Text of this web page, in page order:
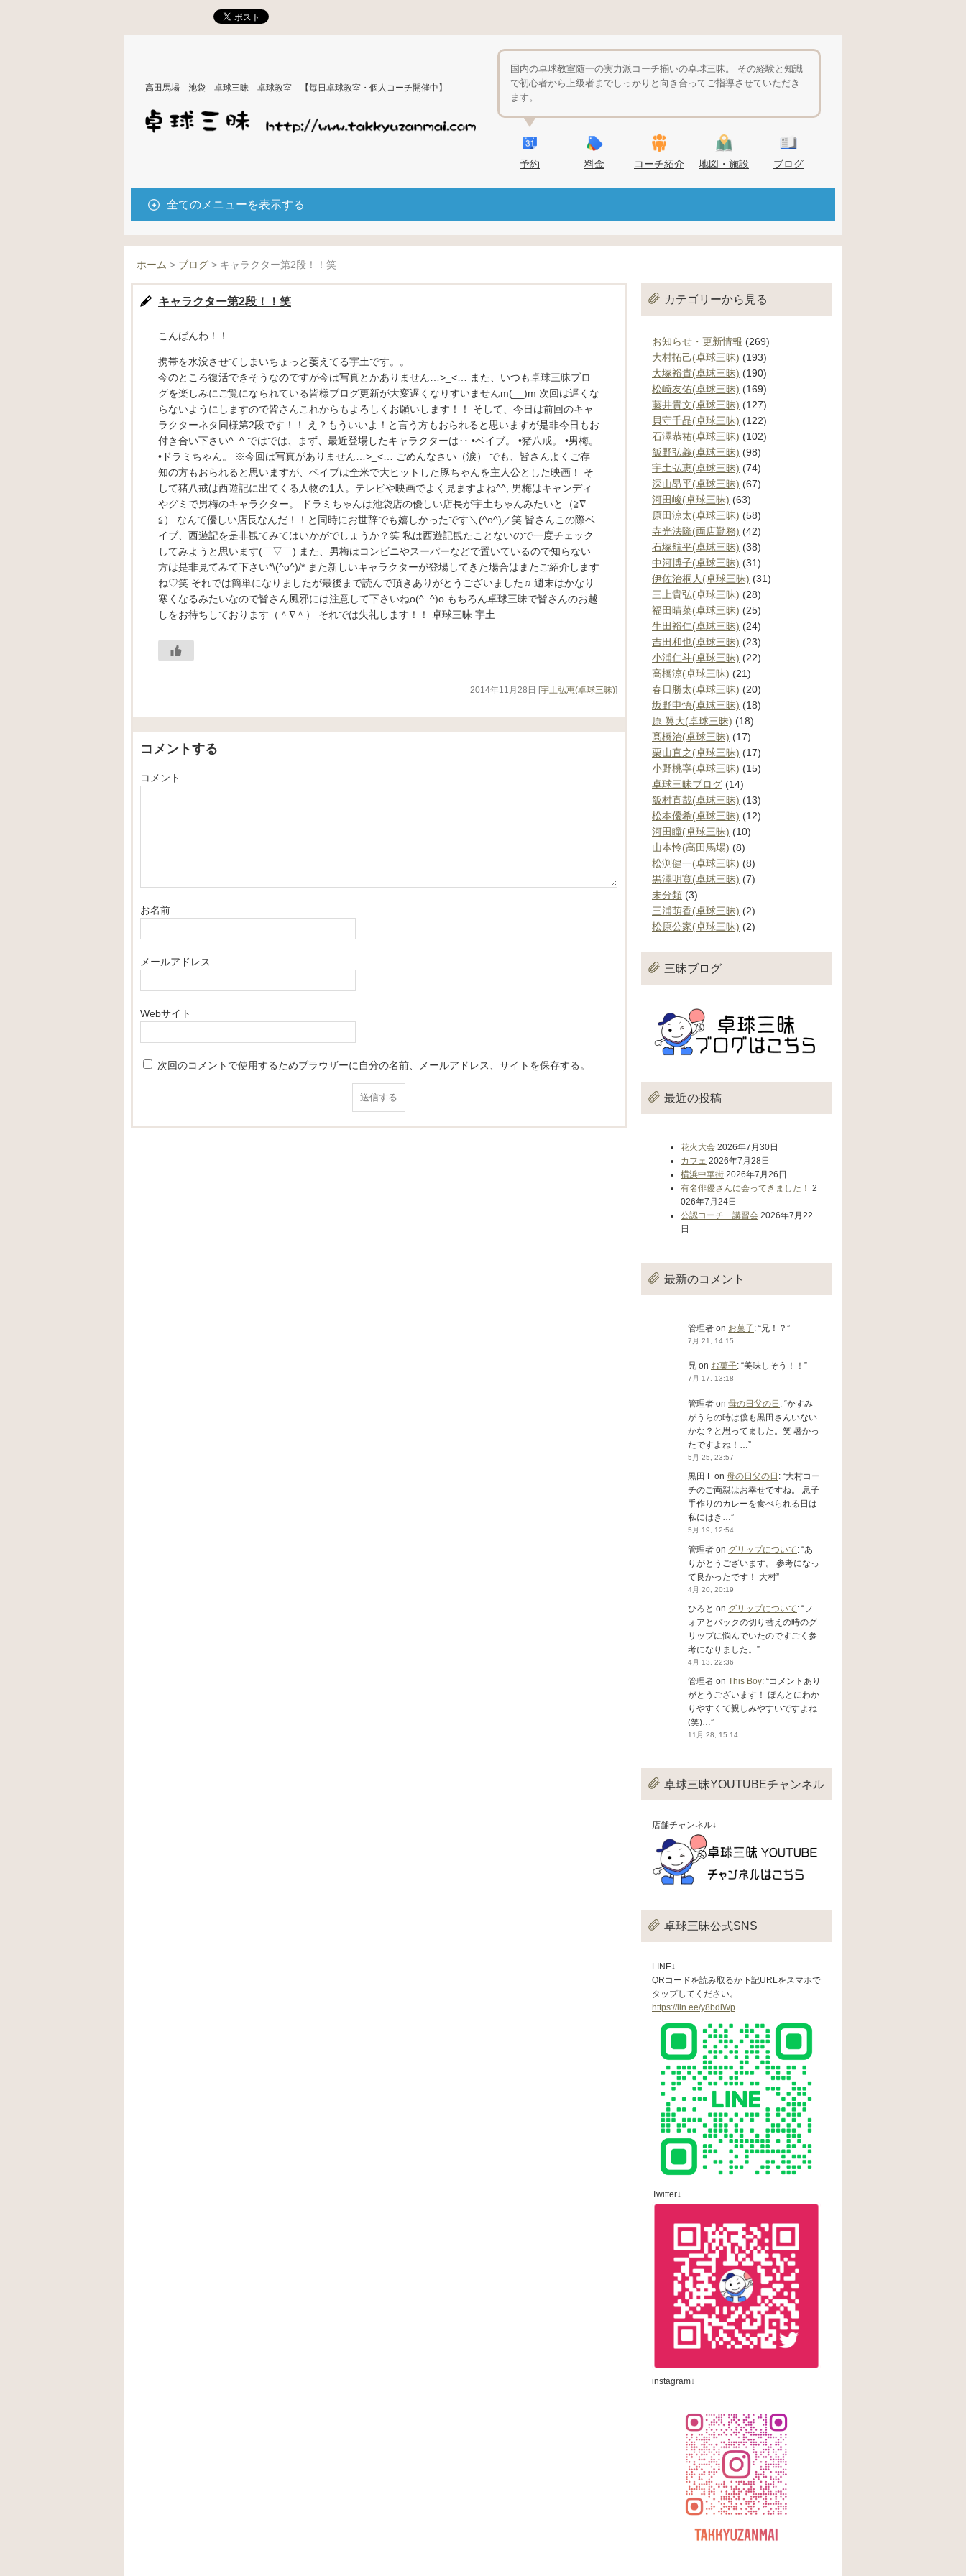
高田馬場 池袋 卓球三昧 卓球教室 【毎日卓球教室・個人コーチ開催中】
国内の卓球教室随一の実力派コーチ揃いの卓球三昧。 その経験と知識
で初心者から上級者までしっかりと向き合ってご指導させていただき
ます。
予約 料金 コーチ紹介 地図・施設 ブログ
全てのメニューを表示する
ホーム > ブログ > キャラクター第2段！！笑
キャラクター第2段！！笑
こんばんわ！！
携帯を水没させてしまいちょっと萎えてる宇土です。。
今のところ復活できそうなのですが今は写真とかありません…>_<… また、いつも卓球三昧ブロ
グを楽しみにご覧になられている皆様ブログ更新が大変遅くなりすいませんm(__)m 次回は遅くな
らないようにしますので皆さんこれからもよろしくお願いします！！ そして、今日は前回のキャ
ラクターネタ同様第2段です！！ え？もういいよ！と言う方もおられると思いますが是非今日もお
付き合い下さい^_^ ではでは、まず、最近登場したキャラクターは‥ •ベイブ。 •猪八戒。 •男梅。
•ドラミちゃん。 ※今回は写真がありません…>_<… ごめんなさい（涙） でも、皆さんよくご存
知の方もおられると思いますが、ベイブは全米で大ヒットした豚ちゃんを主人公とした映画！ そ
して猪八戒は西遊記に出てくる人物の1人。テレビや映画でよく見ますよね^^; 男梅はキャンディ
やグミで男梅のキャラクター。 ドラミちゃんは池袋店の優しい店長が宇土ちゃんみたいと（≧∇
≦） なんて優しい店長なんだ！！と同時にお世辞でも嬉しかったです＼(^o^)／笑 皆さんこの際ベ
イブ、西遊記を是非観てみてはいかがでしょうか？笑 私は西遊記観たことないので一度チェック
してみようと思います(￣▽￣) また、男梅はコンビニやスーパーなどで置いているので知らない
方は是非見てみて下さい*\(^o^)/* また新しいキャラクターが登場してきた場合はまたご紹介します
ね♡笑 それでは簡単になりましたが最後まで読んで頂きありがとうございました♫ 週末はかなり
寒くなるみたいなので皆さん風邪には注意して下さいねo(^_^)o もちろん卓球三昧で皆さんのお越
しをお待ちしております（＾∇＾） それでは失礼します！！ 卓球三昧 宇土
2014年11月28日 [宇土弘恵(卓球三昧)]
コメントする
コメント
お名前
メールアドレス
Webサイト
次回のコメントで使用するためブラウザーに自分の名前、メールアドレス、サイトを保存する。
カテゴリーから見る
お知らせ・更新情報 (269)
大村拓己(卓球三昧) (193)
大塚裕貴(卓球三昧) (190)
松崎友佑(卓球三昧) (169)
藤井貴文(卓球三昧) (127)
貝守千晶(卓球三昧) (122)
石澤恭祐(卓球三昧) (102)
飯野弘義(卓球三昧) (98)
宇土弘恵(卓球三昧) (74)
深山昂平(卓球三昧) (67)
河田峻(卓球三昧) (63)
原田涼太(卓球三昧) (58)
寺光法隆(両店勤務) (42)
石塚航平(卓球三昧) (38)
中河博子(卓球三昧) (31)
伊佐治桐人(卓球三昧) (31)
三上貴弘(卓球三昧) (28)
福田晴菜(卓球三昧) (25)
生田裕仁(卓球三昧) (24)
吉田和也(卓球三昧) (23)
小浦仁斗(卓球三昧) (22)
高橋涼(卓球三昧) (21)
春日勝太(卓球三昧) (20)
坂野申悟(卓球三昧) (18)
原 翼大(卓球三昧) (18)
髙橋治(卓球三昧) (17)
栗山直之(卓球三昧) (17)
小野桃寧(卓球三昧) (15)
卓球三昧ブログ (14)
飯村直哉(卓球三昧) (13)
松本優希(卓球三昧) (12)
河田瞳(卓球三昧) (10)
山本怜(高田馬場) (8)
松渕健一(卓球三昧) (8)
黒澤明寛(卓球三昧) (7)
未分類 (3)
三浦萌香(卓球三昧) (2)
松原公家(卓球三昧) (2)
三昧ブログ
最近の投稿
花火大会 2026年7月30日
カフェ 2026年7月28日
横浜中華街 2026年7月26日
有名俳優さんに会ってきました！ 2
026年7月24日
公認コーチ 講習会 2026年7月22
日
最新のコメント
管理者 on お菓子: “兄！？ ”
7月 21, 14:15
兄 on お菓子: “美味しそう！！ ”
7月 17, 13:18
管理者 on 母の日父の日 : “かすみ
がうらの時は僕も黒田さんいない
かな？と思ってました。笑 暑かっ
たですよね！… ”
5月 25, 23:57
黒田 F on 母の日父の日 : “大村コー
チのご両親はお幸せですね。 息子
手作りのカレーを食べられる日は
私にはき…”
5月 19, 12:54
管理者 on グリップについて: “あ
りがとうございます。 参考になっ
て良かったです！ 大村”
4月 20, 20:19
ひろと on グリップについて: “フ
ォアとバックの切り替えの時のグ
リップに悩んでいたのですごく参
考になりました。 ”
4月 13, 22:36
管理者 on This Boy: “コメントあり
がとうございます！ ほんとにわか
りやすくて親しみやすいですよね
(笑)…”
11月 28, 15:14
卓球三昧YOUTUBEチャンネル
店舗チャンネル↓
卓球三昧公式SNS
LINE↓
QRコードを読み取るか下記URLをスマホで
タップしてください。
https://lin.ee/y8bdlWp
Twitter↓
instagram↓